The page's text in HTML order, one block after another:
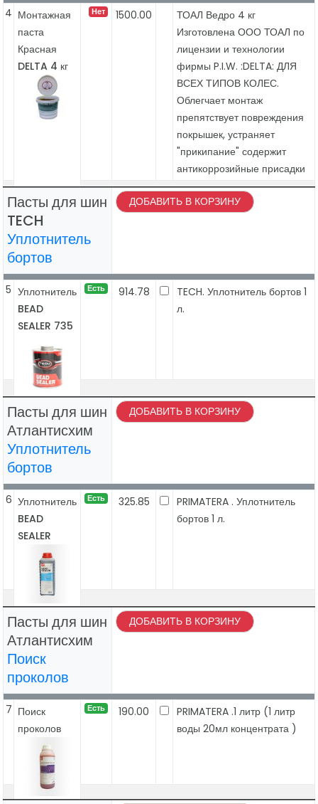
4 Монтажная
паста
Красная
DELTA 4 кг
Нет 1500.00
ТОАЛ Ведро 4 кг
Изготовлена ООО ТОАЛ по
лицензии и технологии
фирмы P.I.W. :DELTA: ДЛЯ
ВСЕХ ТИПОВ КОЛЕС.
Облегчает монтаж
препятствует повреждения
покрышек, устраняет
"прикипание" содержит
антикоррозийные присадки
Пасты для шин
TECH
Уплотнитель
бортов
ДОБАВИТЬ В КОРЗИНУ
5 Уплотнитель
BEAD
SEALER 735
Есть 914.78
TECH. Уплотнитель бортов 1
л.
Пасты для шин
Атлантисхим
Уплотнитель
бортов
ДОБАВИТЬ В КОРЗИНУ
6 Уплотнитель
BEAD
SEALER
Есть 325.85
PRIMATERA . Уплотнитель
бортов 1 л.
Пасты для шин
Атлантисхим
Поиск
проколов
ДОБАВИТЬ В КОРЗИНУ
7 Поиск
проколов
Есть 190.00
PRIMATERA .1 литр (1 литр
воды 20мл концентрата )